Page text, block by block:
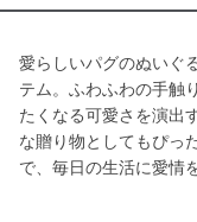
愛らしいパグのぬいぐ
テム。ふわふわの手触
たくなる可愛さを演出
な贈り物としてもぴっ
で、毎日の生活に愛情